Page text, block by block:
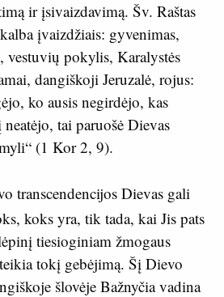
ir įsivaizdavimą. Šv. Raštas
įvaizdžiais: gyvenimas,
vestuvių pokylis, Karalystės
dangiškoji Jeruzalė, rojus:
ko ausis negirdėjo, kas
tai paruošė Dievas
(1 Kor 2, 9).
transcendencijos Dievas gali
koks yra, tik tada, kai Jis pats
tiesioginiam žmogaus
tokį gebėjimą. Šį Dievo
šlovėje Bažnyčia vadina